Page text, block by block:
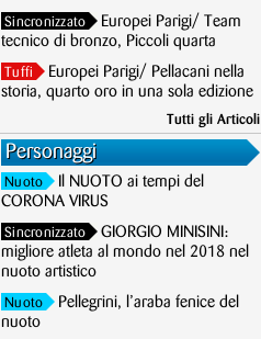
Sincronizzato
Europei Parigi/ Team
tecnico di bronzo, Piccoli quarta
Tuffi
Europei Parigi/ Pellacani nella
storia, quarto oro in una sola edizione
Tutti gli Articoli
Personaggi
Nuoto
Il NUOTO ai tempi del
CORONA VIRUS
Sincronizzato
GIORGIO MINISINI:
migliore atleta al mondo nel 2018 nel
nuoto artistico
Nuoto
Pellegrini, l’araba fenice del
nuoto